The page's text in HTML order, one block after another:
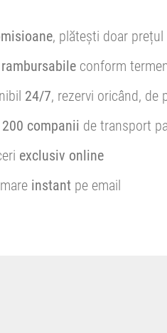
, plătești doar
rambursabile conform
24/7, rezervi oricând, de
200 companii de transport
exclusiv online
instant pe email